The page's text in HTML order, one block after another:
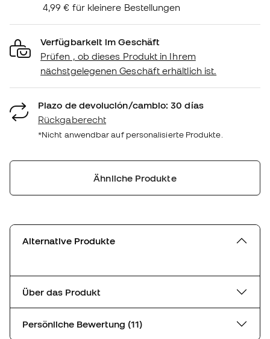
4,99 € für kleinere Bestellungen
Verfügbarkeit im Geschäft
Prüfen , ob dieses Produkt in Ihrem
nächstgelegenen Geschäft erhältlich ist.
Plazo de devolución/cambio: 30 días
Rückgaberecht
*Nicht anwendbar auf personalisierte Produkte.
Ähnliche Produkte
Alternative Produkte
Über das Produkt
Persönliche Bewertung (11)